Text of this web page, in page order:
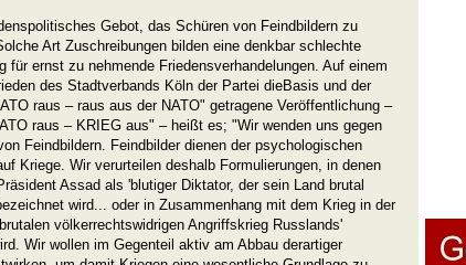
Gebot, das Schüren von Feindbildern zu
Art Zuschreibungen bilden eine denkbar schlechte
für ernst zu nehmende Friedensverhandelungen. Auf einem
des Stadtverbands Köln der Partei dieBasis und der
raus – raus aus der NATO" getragene Veröffentlichung –
raus – KRIEG aus" – heißt es; "Wir wenden uns gegen
Feindbildern. Feindbilder dienen der psychologischen
Kriege. Wir verurteilen deshalb Formulierungen, in denen
Assad als 'blutiger Diktator, der sein Land brutal
wird... oder in Zusammenhang mit dem Krieg in der
völkerrechtswidrigen Angriffskrieg Russlands'
Wir wollen im Gegenteil aktiv am Abbau derartiger